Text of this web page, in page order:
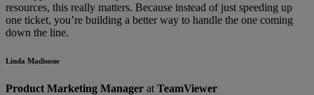
resources, this really matters. Because instead of just speeding up
one ticket, you’re building a better way to handle the one coming
down the line.
Linda Madisone
Product Marketing Manager at TeamViewer